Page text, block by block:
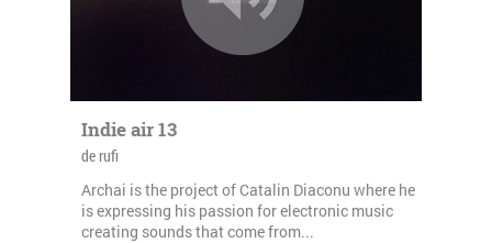
Indie air 13
de rufi
Archai is the project of Catalin Diaconu where he
is expressing his passion for electronic music
creating sounds that come from...